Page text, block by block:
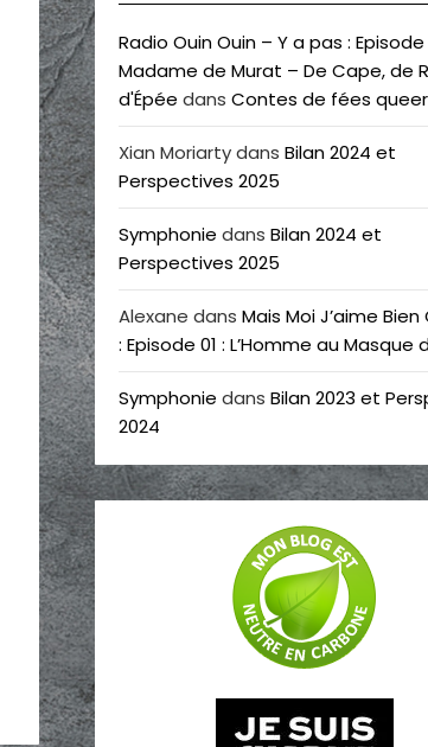
Radio Ouin Ouin – Y a pas : Episode
Madame de Murat – De Cape, de
d'Épée dans Contes de fées queer
Xian Moriartydans Bilan 2024 et
Perspectives 2025
Symphonie dans Bilan 2024 et
Perspectives 2025
Alexane dans Mais Moi J’aime Bien
: Episode 01 : L’Homme au Masque
Symphonie dans Bilan 2023 et
2024